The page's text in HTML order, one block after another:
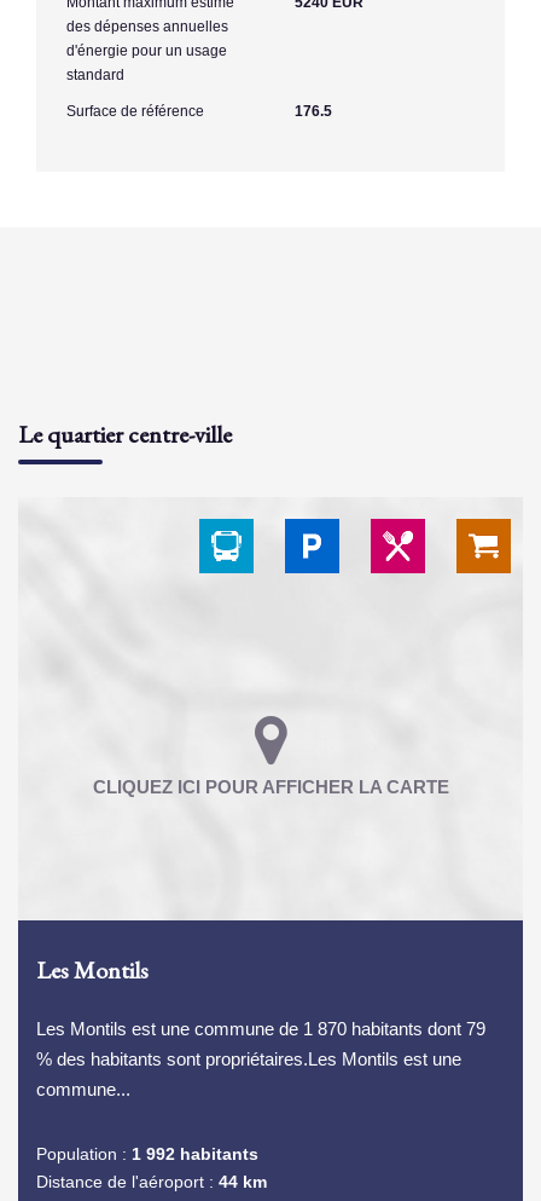
des dépenses annuelles
d'énergie pour un usage
standard
Surface de référence 176.5
Le quartier centre-ville
Les Montils
Les Montils est une commune de 1 870 habitants dont 79
% des habitants sont propriétaires.Les Montils est une
commune...
Population : 1 992 habitants
Distance de l'aéroport : 44 km